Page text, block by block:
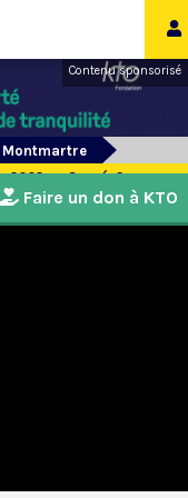
Contenu sponsorisé
Montmartre
2022 au Sacré-Coeur
Faire un don à KTO